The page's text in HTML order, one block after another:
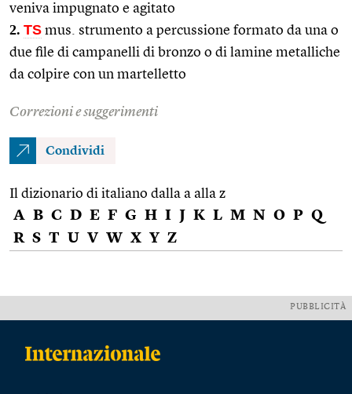
veniva impugnato e agitato
2. TS mus. strumento a percussione formato da una o
due file di campanelli di bronzo o di lamine metalliche
da colpire con un martelletto
Correzioni e suggerimenti
Condividi
Il dizionario di italiano dalla a alla z
A B C D E F G H I J K L M N O P Q
R S T U V W X Y Z
PUBBLICITÀ